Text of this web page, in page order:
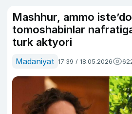
Mashhur, ammo
tomoshabinlar
turk aktyori
Madaniyat 17:39 / 18.05.2026